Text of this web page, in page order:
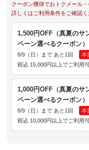
クーポン獲得でおトクメール
詳しくはご利用条件をご確認く
1,500円OFF（真夏のサ
ペーン選べるクーポン）
8/9（日）まで あと1回
本
税込 15,000円以上でご利用
1,000円OFF（真夏のサ
ペーン選べるクーポン）
8/9（日）まで あと1回
本
税込 10,000円以上でご利用